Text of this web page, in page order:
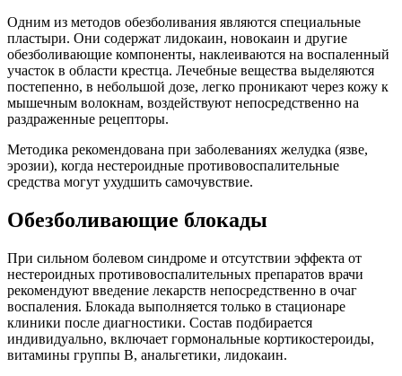
Одним из методов обезболивания являются специальные
пластыри. Они содержат лидокаин, новокаин и другие
обезболивающие компоненты, наклеиваются на воспаленный
участок в области крестца. Лечебные вещества выделяются
постепенно, в небольшой дозе, легко проникают через кожу к
мышечным волокнам, воздействуют непосредственно на
раздраженные рецепторы.
Методика рекомендована при заболеваниях желудка (язве,
эрозии), когда нестероидные противовоспалительные
средства могут ухудшить самочувствие.
Обезболивающие блокады
При сильном болевом синдроме и отсутствии эффекта от
нестероидных противовоспалительных препаратов врачи
рекомендуют введение лекарств непосредственно в очаг
воспаления. Блокада выполняется только в стационаре
клиники после диагностики. Состав подбирается
индивидуально, включает гормональные кортикостероиды,
витамины группы B, анальгетики, лидокаин.